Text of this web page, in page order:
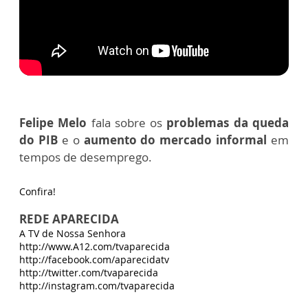
Felipe Melo fala sobre os problemas da queda
do PIBe o aumento do mercado informal em
tempos de desemprego.
Confira!
REDE APARECIDA
A TV de Nossa Senhora
http://www.A12.com/tvaparecida
http://facebook.com/aparecidatv
http://twitter.com/tvaparecida
http://instagram.com/tvaparecida